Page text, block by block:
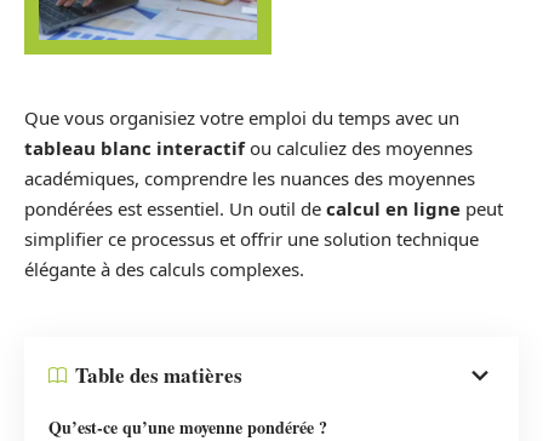
Que vous organisiez votre emploi du temps avec un
tableau blanc interactifou calculiez des moyennes
académiques, comprendre les nuances des moyennes
pondérées est essentiel. Un outil de calcul en ligne peut
simplifier ce processus et offrir une solution technique
élégante à des calculs complexes.
Table des matières
Qu’est-ce qu’une moyenne pondérée ?